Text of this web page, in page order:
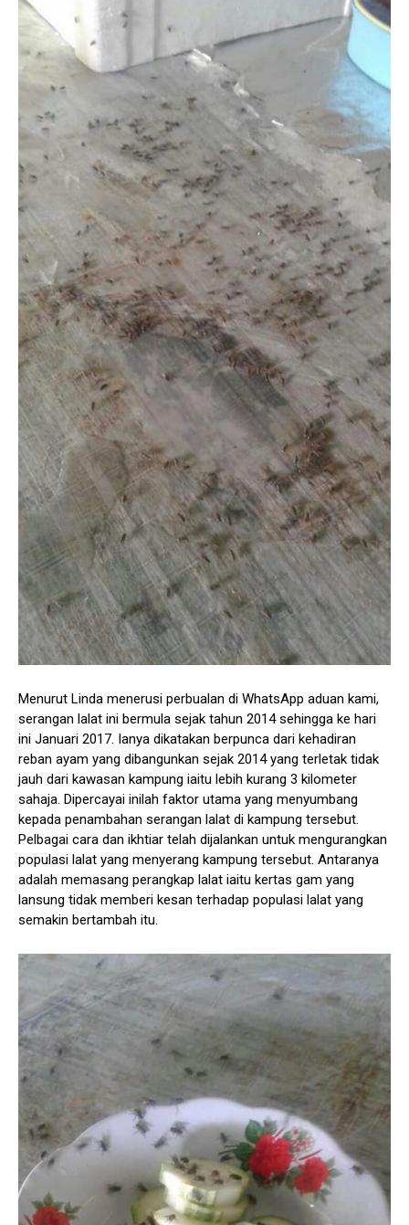
Menurut Linda menerusi perbualan di WhatsApp aduan kami,
serangan lalat ini bermula sejak tahun 2014 sehingga ke hari
ini Januari 2017. Ianya dikatakan berpunca dari kehadiran
reban ayam yang dibangunkan sejak 2014 yang terletak tidak
jauh dari kawasan kampung iaitu lebih kurang 3 kilometer
sahaja. Dipercayai inilah faktor utama yang menyumbang
kepada penambahan serangan lalat di kampung tersebut.
Pelbagai cara dan ikhtiar telah dijalankan untuk mengurangkan
populasi lalat yang menyerang kampung tersebut. Antaranya
adalah memasang perangkap lalat iaitu kertas gam yang
lansung tidak memberi kesan terhadap populasi lalat yang
semakin bertambah itu.